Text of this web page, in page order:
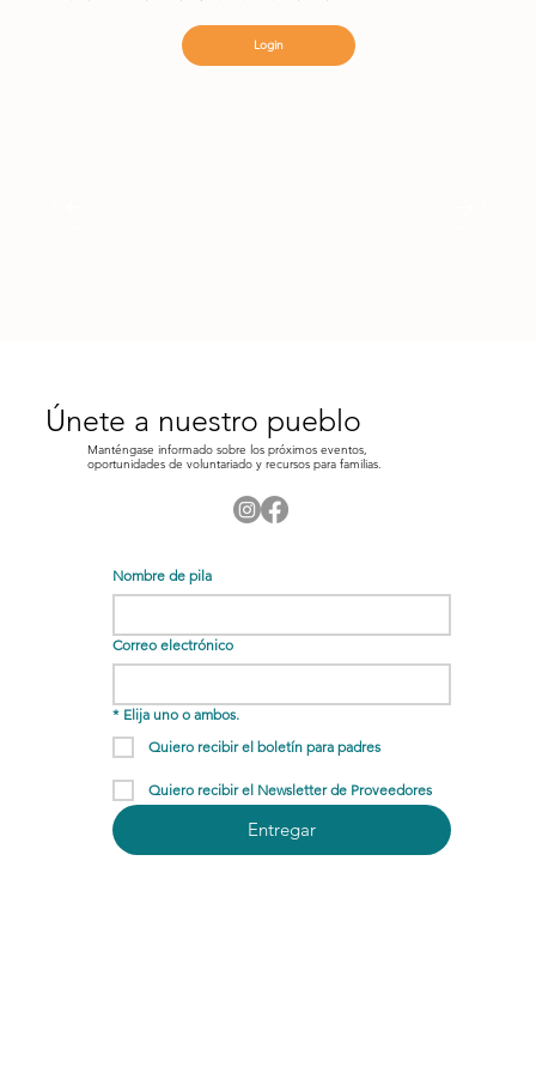
Login
Únete a nuestro pueblo
Manténgase informado sobre los próximos eventos,
oportunidades de voluntariado y recursos para familias.
Nombre de pila
Correo electrónico
* Elija uno o ambos.
Quiero recibir el boletín para padres
Quiero recibir el Newsletter de Proveedores
Entregar